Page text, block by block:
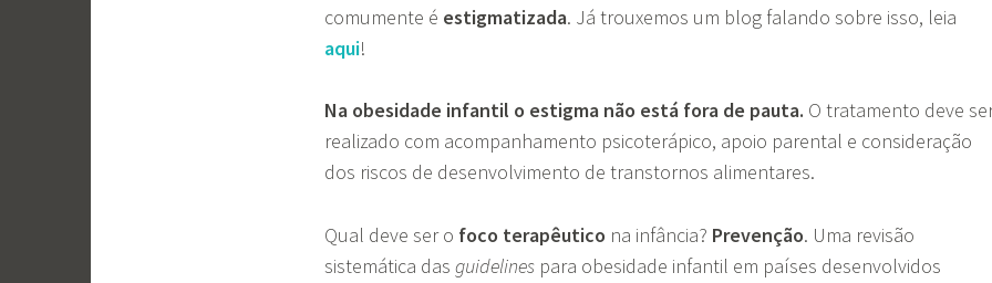
comumente é estigmatizada. Já trouxemos um blog falando sobre isso, leia
aqui!
Na obesidade infantil o estigma não está fora de pauta. O tratamento deve
realizado com acompanhamento psicoterápico, apoio parental e consideração
dos riscos de desenvolvimento de transtornos alimentares.
Qual deve ser o foco terapêutico na infância? Prevenção. Uma revisão
sistemática das guidelines para obesidade infantil em países desenvolvidos